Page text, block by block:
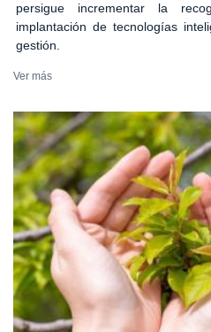
persigue incrementar la
implantación de tecnologías
gestión.
Ver más